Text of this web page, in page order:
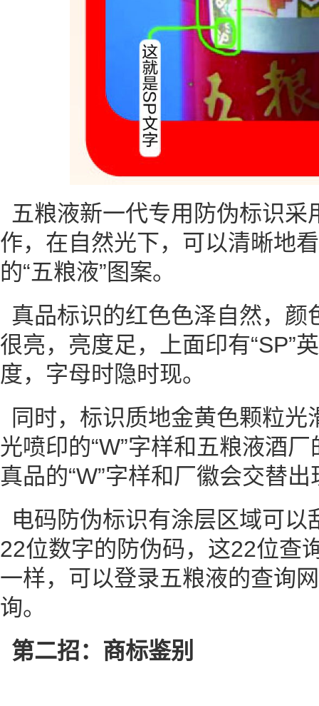
五粮液新一代专用防伪标识采
作，在自然光下，可以清晰地
的“五粮液”图案。
真品标识的红色色泽自然，颜
很亮，亮度足，上面印有“SP”
度，字母时隐时现。
同时，标识质地金黄色颗粒
光喷印的“W”字样和五粮液酒
真品的“W”字样和厂徽会交替
电码防伪标识有涂层区域可以
22位数字的防伪码，这22位查
一样，可以登录五粮液的查询
询。
第二招：商标鉴别